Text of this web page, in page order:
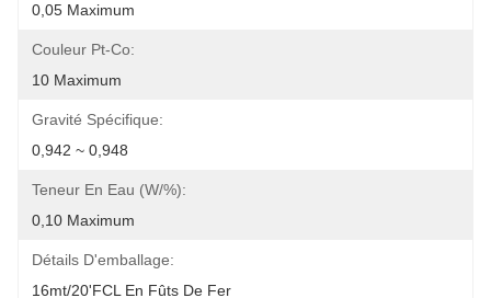
0,05 Maximum
Couleur Pt-Co:
10 Maximum
Gravité Spécifique:
0,942 ~ 0,948
Teneur En Eau (w/%):
0,10 Maximum
Détails D'emballage:
16mt/20'FCL En Fûts De Fer